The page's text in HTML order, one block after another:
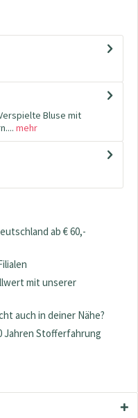
Bluse mit
mehr
ab € 60,-
mit unserer
auch in deiner Nähe?
Jahren Stofferfahrung